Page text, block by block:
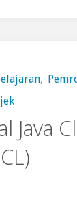
,
Java